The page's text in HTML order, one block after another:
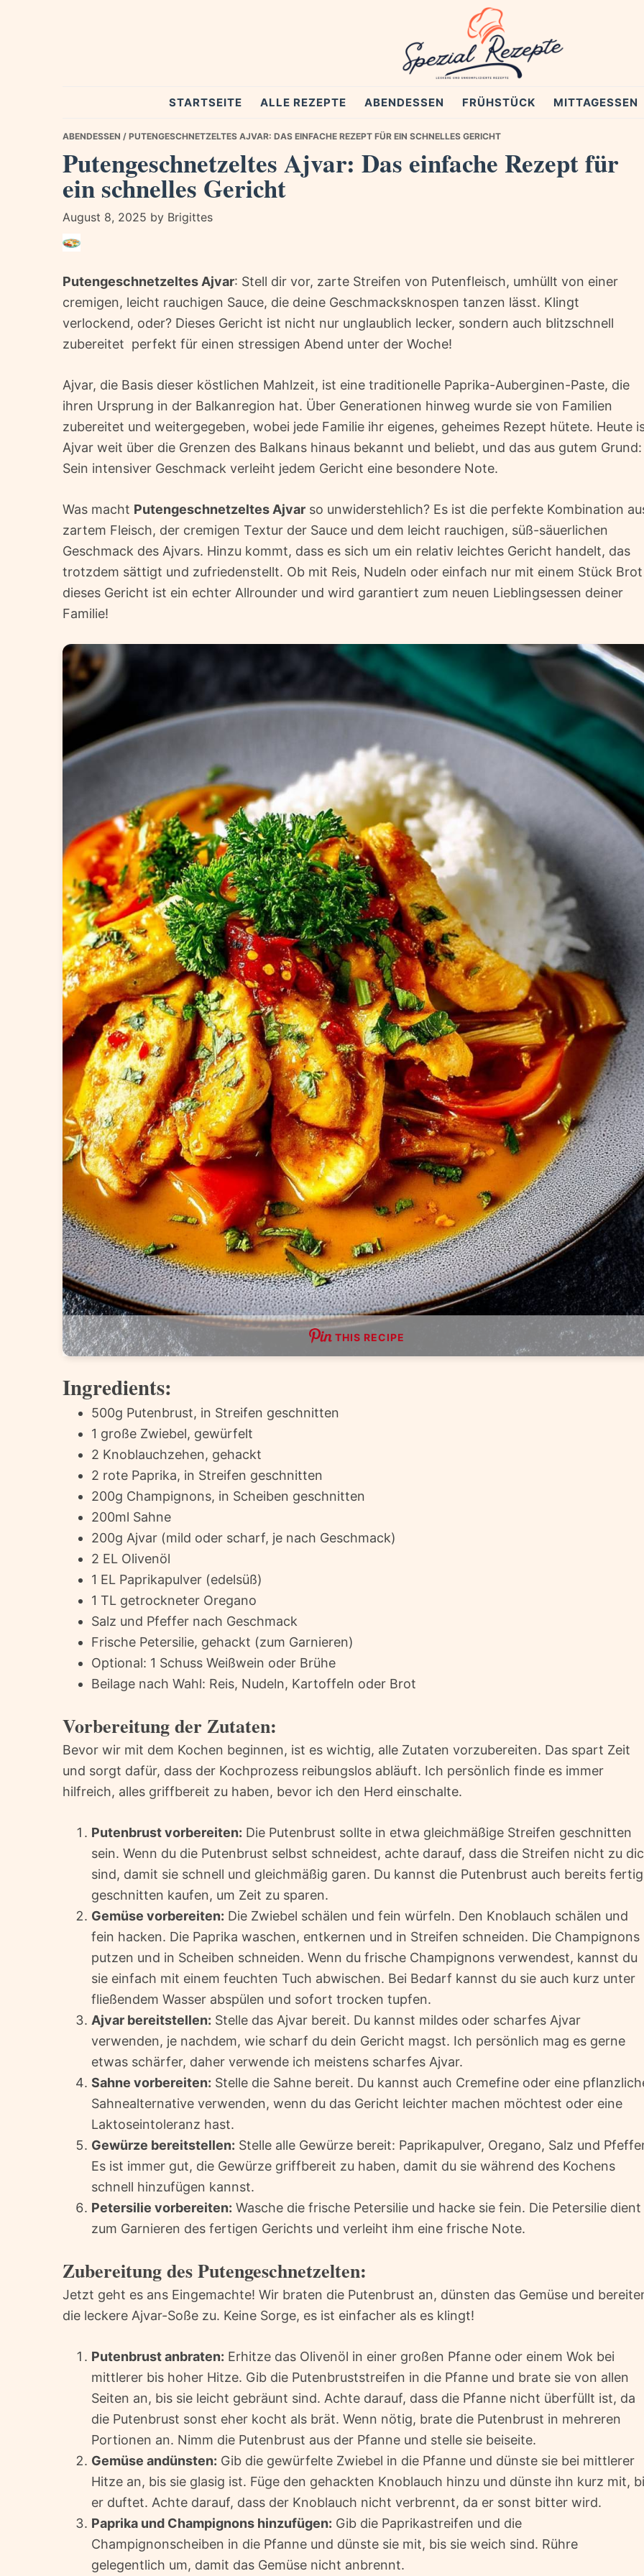
Spezial
Rezepte
STARTSEITE ALLE REZEPTE ABENDESSEN FRÜHSTÜCK MITTAGESSEN
ABENDESSEN / PUTENGESCHNETZELTES AJVAR: DAS EINFACHE REZEPT FÜR EIN SCHNELLES GERICHT
Putengeschnetzeltes Ajvar: Das einfache Rezept für
ein schnelles Gericht
August 8, 2025 by Brigittes
Putengeschnetzeltes Ajvar: Stell dir vor, zarte Streifen von Putenfleisch, umhüllt von einer
cremigen, leicht rauchigen Sauce, die deine Geschmacksknospen tanzen lässt. Klingt
verlockend, oder? Dieses Gericht ist nicht nur unglaublich lecker, sondern auch blitzschnell
zubereitet  perfekt für einen stressigen Abend unter der Woche!
Ajvar, die Basis dieser köstlichen Mahlzeit, ist eine traditionelle Paprika-Auberginen-Paste, die
ihren Ursprung in der Balkanregion hat. Über Generationen hinweg wurde sie von Familien
zubereitet und weitergegeben, wobei jede Familie ihr eigenes, geheimes Rezept hütete. Heute
Ajvar weit über die Grenzen des Balkans hinaus bekannt und beliebt, und das aus gutem Grund:
Sein intensiver Geschmack verleiht jedem Gericht eine besondere Note.
Was macht Putengeschnetzeltes Ajvar so unwiderstehlich? Es ist die perfekte Kombination
zartem Fleisch, der cremigen Textur der Sauce und dem leicht rauchigen, süß-säuerlichen
Geschmack des Ajvars. Hinzu kommt, dass es sich um ein relativ leichtes Gericht handelt, das
trotzdem sättigt und zufriedenstellt. Ob mit Reis, Nudeln oder einfach nur mit einem Stück Brot
dieses Gericht ist ein echter Allrounder und wird garantiert zum neuen Lieblingsessen deiner
Familie!
THIS RECIPE
Ingredients:
500g Putenbrust, in Streifen geschnitten
1 große Zwiebel, gewürfelt
2 Knoblauchzehen, gehackt
2 rote Paprika, in Streifen geschnitten
200g Champignons, in Scheiben geschnitten
200ml Sahne
200g Ajvar (mild oder scharf, je nach Geschmack)
2 EL Olivenöl
1 EL Paprikapulver (edelsüß)
1 TL getrockneter Oregano
Salz und Pfeffer nach Geschmack
Frische Petersilie, gehackt (zum Garnieren)
Optional: 1 Schuss Weißwein oder Brühe
Beilage nach Wahl: Reis, Nudeln, Kartoffeln oder Brot
Vorbereitung der Zutaten:
Bevor wir mit dem Kochen beginnen, ist es wichtig, alle Zutaten vorzubereiten. Das spart Zeit
und sorgt dafür, dass der Kochprozess reibungslos abläuft. Ich persönlich finde es immer
hilfreich, alles griffbereit zu haben, bevor ich den Herd einschalte.
Putenbrust vorbereiten: Die Putenbrust sollte in etwa gleichmäßige Streifen geschnitten
sein. Wenn du die Putenbrust selbst schneidest, achte darauf, dass die Streifen nicht zu
sind, damit sie schnell und gleichmäßig garen. Du kannst die Putenbrust auch bereits fertig
geschnitten kaufen, um Zeit zu sparen.
Gemüse vorbereiten: Die Zwiebel schälen und fein würfeln. Den Knoblauch schälen und
fein hacken. Die Paprika waschen, entkernen und in Streifen schneiden. Die Champignons
putzen und in Scheiben schneiden. Wenn du frische Champignons verwendest, kannst du
sie einfach mit einem feuchten Tuch abwischen. Bei Bedarf kannst du sie auch kurz unter
fließendem Wasser abspülen und sofort trocken tupfen.
Ajvar bereitstellen: Stelle das Ajvar bereit. Du kannst mildes oder scharfes Ajvar
verwenden, je nachdem, wie scharf du dein Gericht magst. Ich persönlich mag es gerne
etwas schärfer, daher verwende ich meistens scharfes Ajvar.
Sahne vorbereiten: Stelle die Sahne bereit. Du kannst auch Cremefine oder eine
Sahnealternative verwenden, wenn du das Gericht leichter machen möchtest oder eine
Laktoseintoleranz hast.
Gewürze bereitstellen: Stelle alle Gewürze bereit: Paprikapulver, Oregano, Salz und
Es ist immer gut, die Gewürze griffbereit zu haben, damit du sie während des Kochens
schnell hinzufügen kannst.
Petersilie vorbereiten: Wasche die frische Petersilie und hacke sie fein. Die Petersilie dient
zum Garnieren des fertigen Gerichts und verleiht ihm eine frische Note.
Zubereitung des Putengeschnetzelten:
Jetzt geht es ans Eingemachte! Wir braten die Putenbrust an, dünsten das Gemüse und
die leckere Ajvar-Soße zu. Keine Sorge, es ist einfacher als es klingt!
Putenbrust anbraten: Erhitze das Olivenöl in einer großen Pfanne oder einem Wok bei
mittlerer bis hoher Hitze. Gib die Putenbruststreifen in die Pfanne und brate sie von allen
Seiten an, bis sie leicht gebräunt sind. Achte darauf, dass die Pfanne nicht überfüllt ist, da
die Putenbrust sonst eher kocht als brät. Wenn nötig, brate die Putenbrust in mehreren
Portionen an. Nimm die Putenbrust aus der Pfanne und stelle sie beiseite.
Gemüse andünsten: Gib die gewürfelte Zwiebel in die Pfanne und dünste sie bei mittlerer
Hitze an, bis sie glasig ist. Füge den gehackten Knoblauch hinzu und dünste ihn kurz mit,
er duftet. Achte darauf, dass der Knoblauch nicht verbrennt, da er sonst bitter wird.
Paprika und Champignons hinzufügen: Gib die Paprikastreifen und die
Champignonscheiben in die Pfanne und dünste sie mit, bis sie weich sind. Rühre
gelegentlich um, damit das Gemüse nicht anbrennt.